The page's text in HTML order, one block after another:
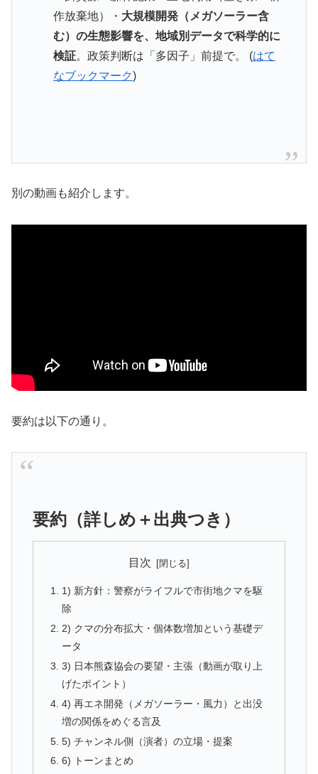
作放棄地）・ 大規模開発（メガソーラー含
む）の生態影響を、地域別データで科学的に
検証。政策判断は「多因子」前提で。 (はて
なブックマーク)
別の動画も紹介します。
要約は以下の通り。
要約（詳しめ＋出典つき）
目次
1) 新方針：警察がライフルで市街地クマを駆
除
2) クマの分布拡大・個体数増加という基礎デ
ータ
3) 日本熊森協会の要望・主張（動画が取り上
げたポイント）
4) 再エネ開発（メガソーラー・風力）と出没
増の関係をめぐる言及
5) チャンネル側（演者）の立場・提案
6) トーンまとめ